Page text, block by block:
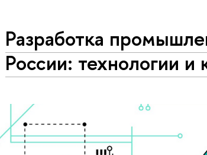
Разработка
России: технологии и